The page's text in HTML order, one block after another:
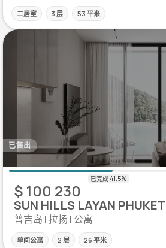
二居室 3 层 53 平米
已售出
$ 100 230
SUN HILLS LAYAN PHUKET
普吉岛 | 拉扬 | 公寓
单间公寓 2 层 26 平米